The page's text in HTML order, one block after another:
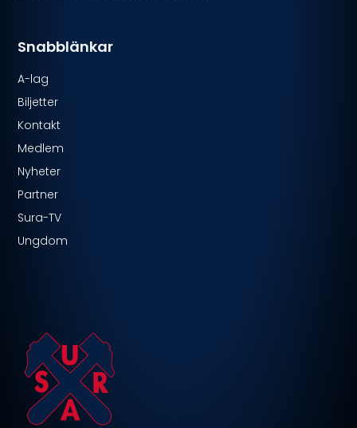
Snabblänkar
A-lag
Biljetter
Kontakt
Medlem
Nyheter
Partner
Sura-TV
Ungdom